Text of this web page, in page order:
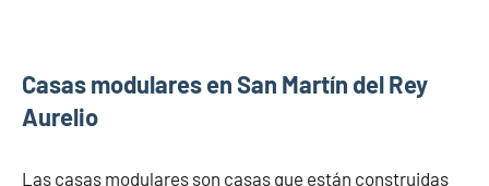
Casas modulares en San Martín del Rey
Aurelio
Las casas modulares son casas que están construidas